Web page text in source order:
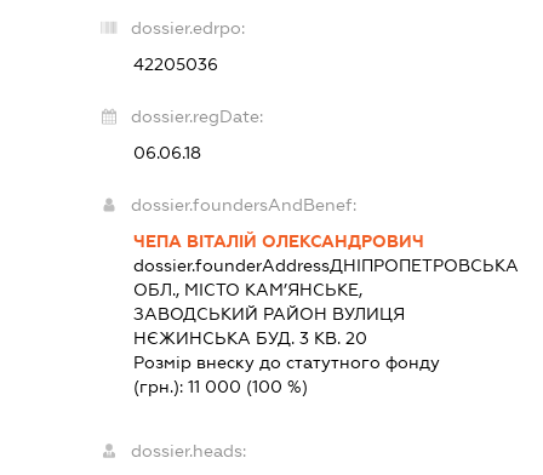
dossier.edrpo:
42205036
dossier.regDate:
06.06.18
dossier.foundersAndBenef:
ЧЕПА ВІТАЛІЙ ОЛЕКСАНДРОВИЧ
dossier.founderAddressДНІПРОПЕТРОВСЬКА
ОБЛ., МІСТО КАМ’ЯНСЬКЕ,
ЗАВОДСЬКИЙ РАЙОН ВУЛИЦЯ
НЄЖИНСЬКА БУД. 3 КВ. 20
Розмір внеску до статутного фонду
(грн.): 11 000 (100 %)
dossier.heads: